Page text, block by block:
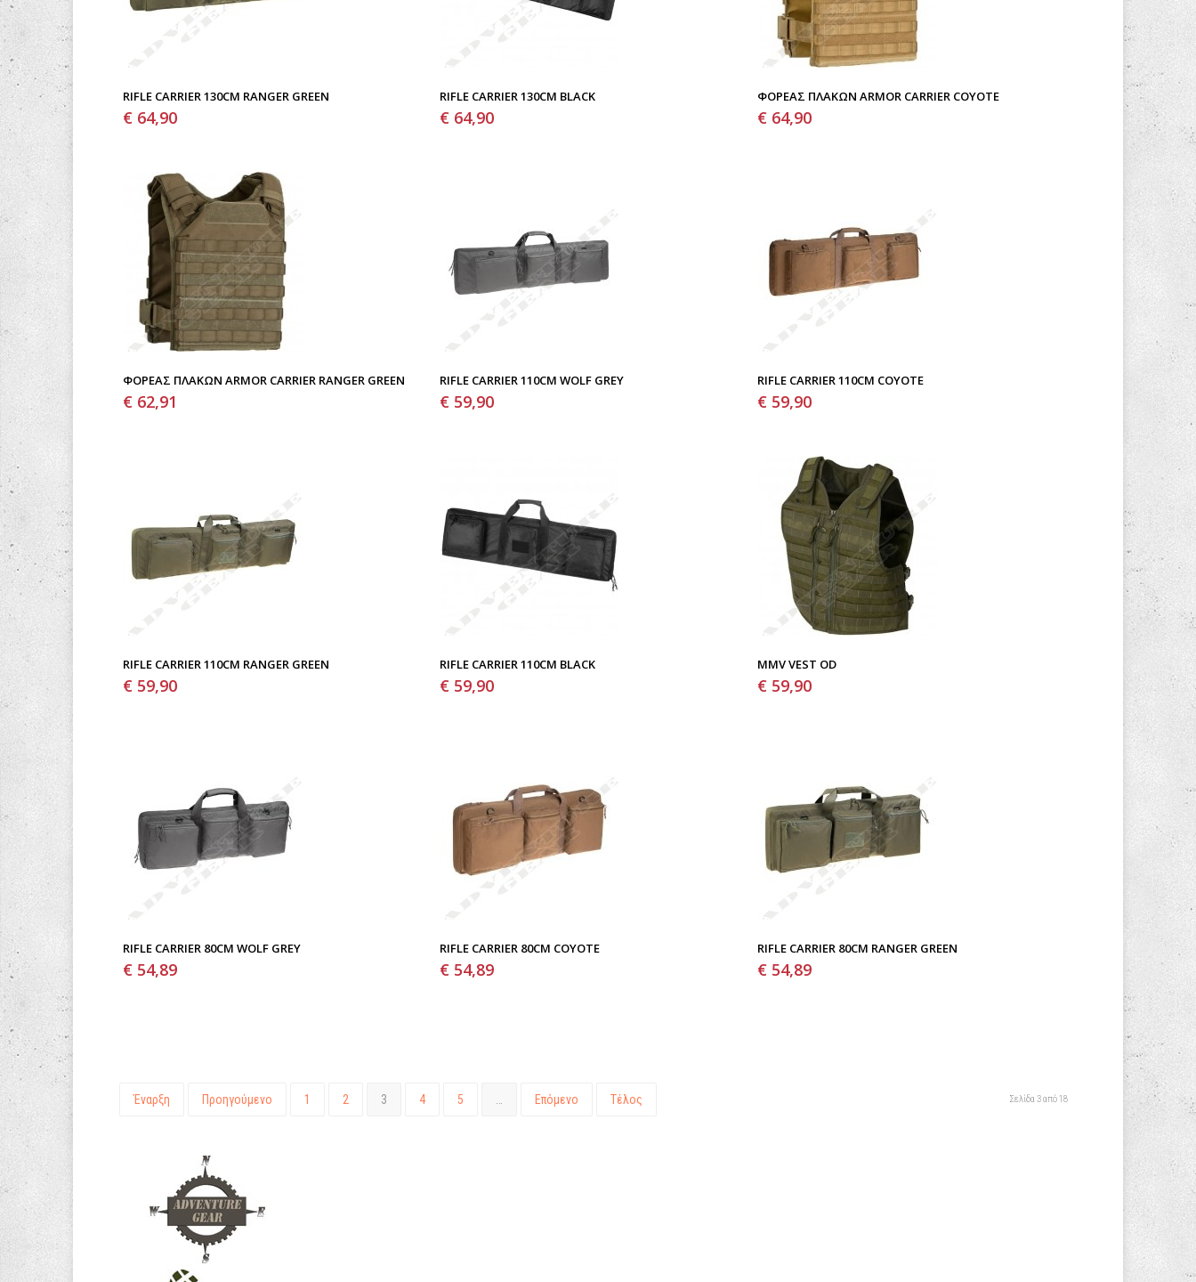
RIFLE CARRIER 130CM RANGER GREEN
€ 64,90
RIFLE CARRIER 130CM BLACK
€ 64,90
ΦΟΡΈΑΣ ΠΛΑΚΏΝ ARMOR CARRIER COYOTE
€ 64,90
ΦΟΡΈΑΣ ΠΛΑΚΏΝ ARMOR CARRIER RANGER GREEN
€ 62,91
RIFLE CARRIER 110CM WOLF GREY
€ 59,90
RIFLE CARRIER 110CM COYOTE
€ 59,90
RIFLE CARRIER 110CM RANGER GREEN
€ 59,90
RIFLE CARRIER 110CM BLACK
€ 59,90
MMV VEST OD
€ 59,90
RIFLE CARRIER 80CM WOLF GREY
€ 54,89
RIFLE CARRIER 80CM COYOTE
€ 54,89
RIFLE CARRIER 80CM RANGER GREEN
€ 54,89
Έναρξη Προηγούμενο 1 2 3 4 5 Επόμενο Τέλος Σελίδα 3 από 18